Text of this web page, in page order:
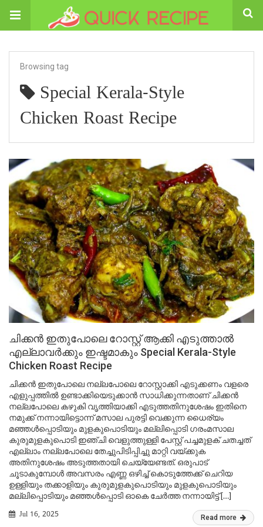
Browsing tag
Special Kerala-Style
Chicken Roast Recipe
ചിക്കൻ ഇതുപോലെ റോസ്റ്റ് ആക്കി എടുത്താൽ
എല്ലാവർക്കും ഇഷ്ടമാകും Special Kerala-Style
Chicken Roast Recipe
ചിക്കൻ ഇതുപോലെ നല്ലപോലെ റോസ്റ്റാക്കി എടുക്കണം വളരെ
എളുപ്പത്തിൽ ഉണ്ടാക്കിയെടുക്കാൻ സാധിക്കുന്നതാണ് ചിക്കൻ
നല്ലപോലെ കഴുകി വൃത്തിയാക്കി എടുത്തതിനുശേഷം ഇതിനെ
നമുക്ക് നന്നായിട്ടൊന്ന് മസാല പുരട്ടി വെക്കുന്ന ധൈര്യം
മഞ്ഞൾപ്പൊടിയും മുളകുപൊടിയും മല്ലിപ്പൊടി ഗരംമസാല
കുരുമുളകുപൊടി ഇഞ്ചി വെളുത്തുള്ളി പേസ്റ്റ് പച്ചമുളക് ചതച്ചത്
എല്ലാം നല്ലപോലെ തേച്ചുപിടിപ്പിച്ചു മാറ്റി വയ്ക്കുക
അതിനുശേഷം അടുത്തതായി ചെയ്യേണ്ടത്. ഒരുപാട്
ചൂടാകുമ്പോൾ അവസരം എണ്ണ ഒഴിച്ച് കൊടുത്തേക്ക് ചെറിയ
ഉള്ളിയും തക്കാളിയും കുരുമുളകുപൊടിയും മുളകുപൊടിയും
മല്ലിപ്പൊടിയും മഞ്ഞൾപ്പൊടി ഓകെ ചേർത്ത നന്നായിട്ട് […]
Jul 16, 2025 Read more